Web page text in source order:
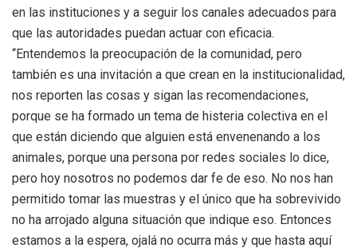
en las instituciones y a seguir los canales adecuados para
que las autoridades puedan actuar con eficacia.
“Entendemos la preocupación de la comunidad, pero
también es una invitación a que crean en la institucionalidad,
nos reporten las cosas y sigan las recomendaciones,
porque se ha formado un tema de histeria colectiva en el
que están diciendo que alguien está envenenando a los
animales, porque una persona por redes sociales lo dice,
pero hoy nosotros no podemos dar fe de eso. No nos han
permitido tomar las muestras y el único que ha sobrevivido
no ha arrojado alguna situación que indique eso. Entonces
estamos a la espera, ojalá no ocurra más y que hasta aquí